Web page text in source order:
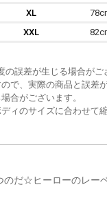
XL
XXL
誤差が生じる場合がご
で、実際の商品と誤差
合がございます。
のサイズに合わせて
のだ☆ヒーローのレー